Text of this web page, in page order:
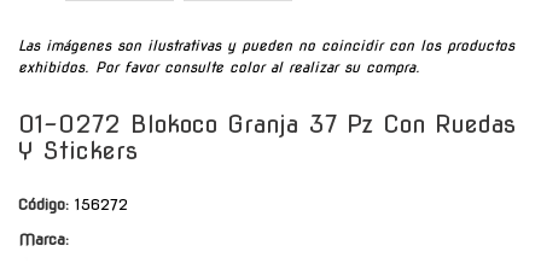
Las imágenes son ilustrativas y pueden no coincidir con los productos
exhibidos. Por favor consulte color al realizar su compra.
01-0272 Blokoco Granja 37 Pz Con Ruedas
Y Stickers
Código: 156272
Marca: